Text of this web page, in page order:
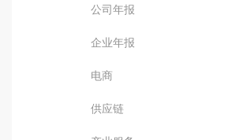
公司年报
企业年报
电商
供应链